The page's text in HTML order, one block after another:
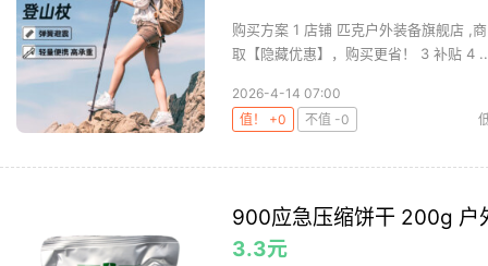
购买方案 1 店铺 匹克户外装备旗舰店 ,
取【隐藏优惠】，购买更省！ 3 补贴 4
2026-4-14 07:00
值！ +0
不值 -0
900应急压缩饼干 200g 户
3.3元